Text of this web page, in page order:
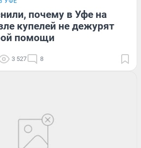
почему в Уфе на
купелей не дежурят
помощи
3 527 8